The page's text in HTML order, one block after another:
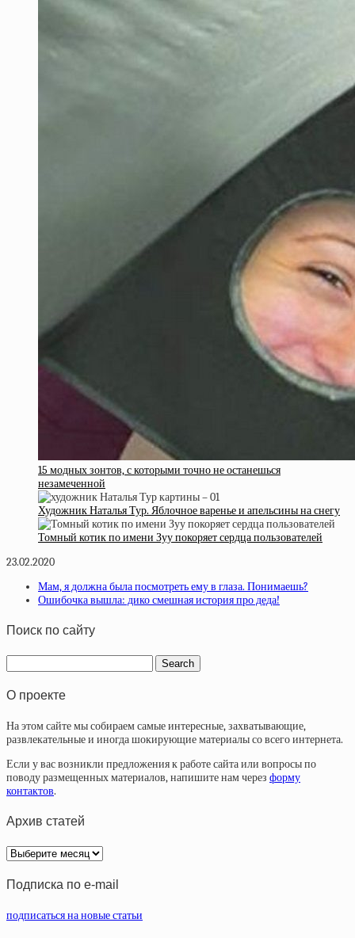
15 модных зонтов, с которыми точно не останешься
незамеченной
Художник Наталья Тур. Яблочное варенье и апельсины на снегу
Томный котик по имени Зуу покоряет сердца пользователей
23.02.2020
Мам, я должна была посмотреть ему в глаза. Понимаешь?
Ошибочка вышла: дико смешная история про деда!
Поиск по сайту
О проекте
На этом сайте мы собираем самые интересные, захватывающие,
развлекательные и иногда шокирующие материалы со всего интернета.
Если у вас возникли предложения к работе сайта или вопросы по
поводу размещенных материалов, напишите нам через форму
контактов.
Архив статей
Архив
статей
Подписка по e-mail
подписаться на новые статьи